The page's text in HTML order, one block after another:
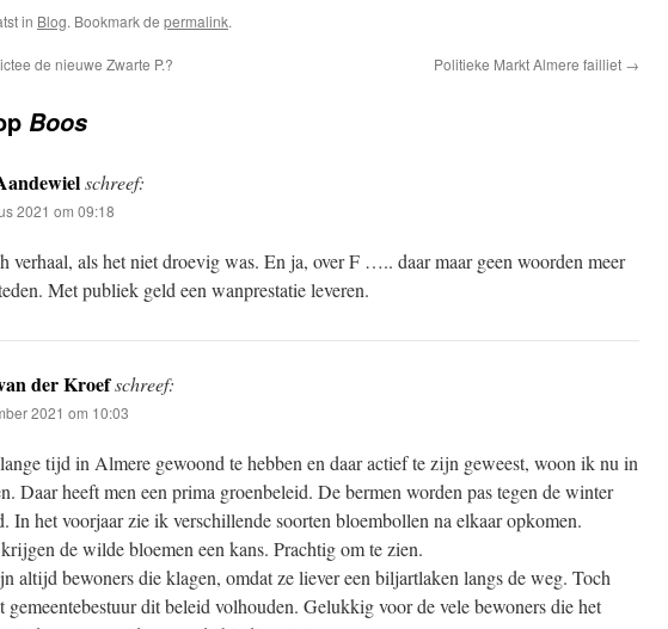
in Blog. Bookmark de permalink.
de nieuwe Zwarte P.? Politieke Markt Almere failliet →
Boos
schreef:
2021 om 09:18
verhaal, als het niet droevig was. En ja, over F ….. daar maar geen woorden meer
Met publiek geld een wanprestatie leveren.
der Kroefschreef:
2021 om 10:03
tijd in Almere gewoond te hebben en daar actief te zijn geweest, woon ik nu in
Daar heeft men een prima groenbeleid. De bermen worden pas tegen de winter
In het voorjaar zie ik verschillende soorten bloembollen na elkaar opkomen.
de wilde bloemen een kans. Prachtig om te zien.
altijd bewoners die klagen, omdat ze liever een biljartlaken langs de weg. Toch
dit beleid volhouden. Gelukkig voor de vele bewoners die het